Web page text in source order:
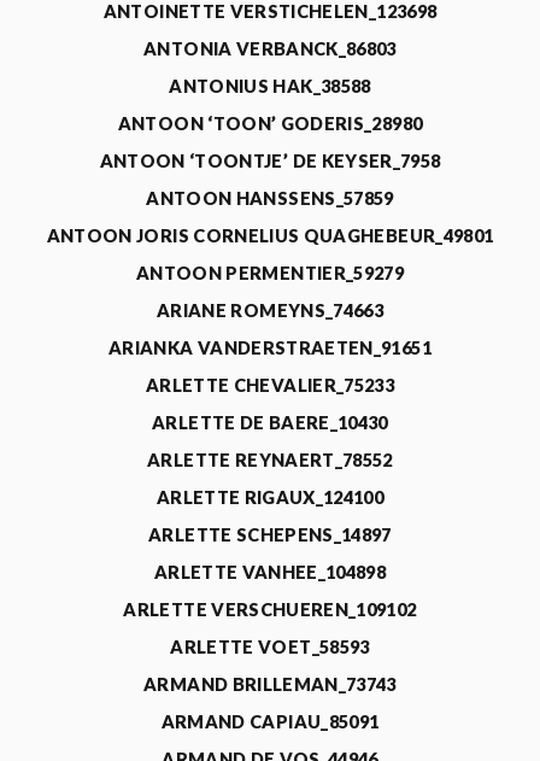
ANTOINETTE VERSTICHELEN_123698
ANTONIA VERBANCK_86803
ANTONIUS HAK_38588
ANTOON ‘TOON’ GODERIS_28980
ANTOON ‘TOONTJE’ DE KEYSER_7958
ANTOON HANSSENS_57859
ANTOON JORIS CORNELIUS QUAGHEBEUR_49801
ANTOON PERMENTIER_59279
ARIANE ROMEYNS_74663
ARIANKA VANDERSTRAETEN_91651
ARLETTE CHEVALIER_75233
ARLETTE DE BAERE_10430
ARLETTE REYNAERT_78552
ARLETTE RIGAUX_124100
ARLETTE SCHEPENS_14897
ARLETTE VANHEE_104898
ARLETTE VERSCHUEREN_109102
ARLETTE VOET_58593
ARMAND BRILLEMAN_73743
ARMAND CAPIAU_85091